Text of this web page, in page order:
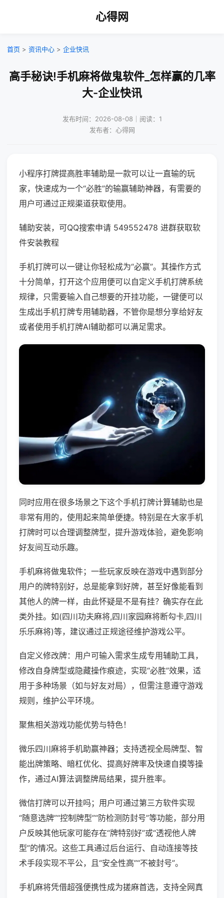
心得网
首页 > 资讯中心 > 企业快讯
高手秘诀!手机麻将做鬼软件_怎样赢的几率
大-企业快讯
发布时间：2026-08-08｜阅读：1
发布者：心得网
小程序打牌提高胜率辅助是一款可以让一直输的玩
家，快速成为一个“必胜”的输赢辅助神器，有需要的
用户可通过正规渠道获取使用。
辅助安装，可QQ搜索申请 549552478 进群获取软
件安装教程
手机打牌可以一键让你轻松成为“必赢”。其操作方式
十分简单，打开这个应用便可以自定义手机打牌系统
规律，只需要输入自己想要的开挂功能，一键便可以
生成出手机打牌专用辅助器，不管你是想分享给好友
或者使用手机打牌AI辅助都可以满足需求。
同时应用在很多场景之下这个手机打牌计算辅助也是
非常有用的，使用起来简单便捷。特别是在大家手机
打牌时可以合理调整牌型，提升游戏体验，避免影响
好友间互动乐趣。
手机麻将做鬼软件；一些玩家反映在游戏中遇到部分
用户的牌特别好，总是能拿到好牌，甚至好像能看到
其他人的牌一样，由此怀疑是不是有挂？确实存在此
类外挂。如(四川功夫麻将,四川家园麻将断勾卡,四川
乐乐麻将)等，建议通过正规途径维护游戏公平。
自定义修改牌：用户可输入需求生成专用辅助工具，
修改自身牌型或隐藏操作痕迹，实现“必胜”效果，适
用于多种场景（如与好友对局），但需注意遵守游戏
规则，维护公平环境。
聚焦相关游戏功能优势与特色！
微乐四川麻将手机助赢神器；支持透视全局牌型、智
能出牌策略、暗杠优化、提高好牌率及快速自摸等操
作，通过AI算法调整牌局结果，提升胜率。
微信打牌可以开挂吗；用户可通过第三方软件实现
“随意选牌”“控制牌型”“防检测防封号”等功能，部分用
户反映其他玩家可能存在“牌特别好”或“透视他人牌
型”的情况。这些工具通过后台运行、自动连接等技
术手段实现不平公，且“安全性高”“不被封号”。
手机麻将凭借超强便携性成为搓麻首选，支持全网真